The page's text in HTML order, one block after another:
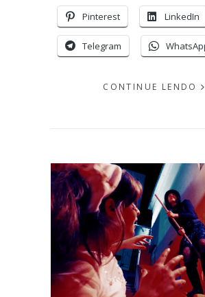
Pinterest LinkedIn
Telegram
CONTINUE LENDO
PUBLICADO
POR
MICHELLI